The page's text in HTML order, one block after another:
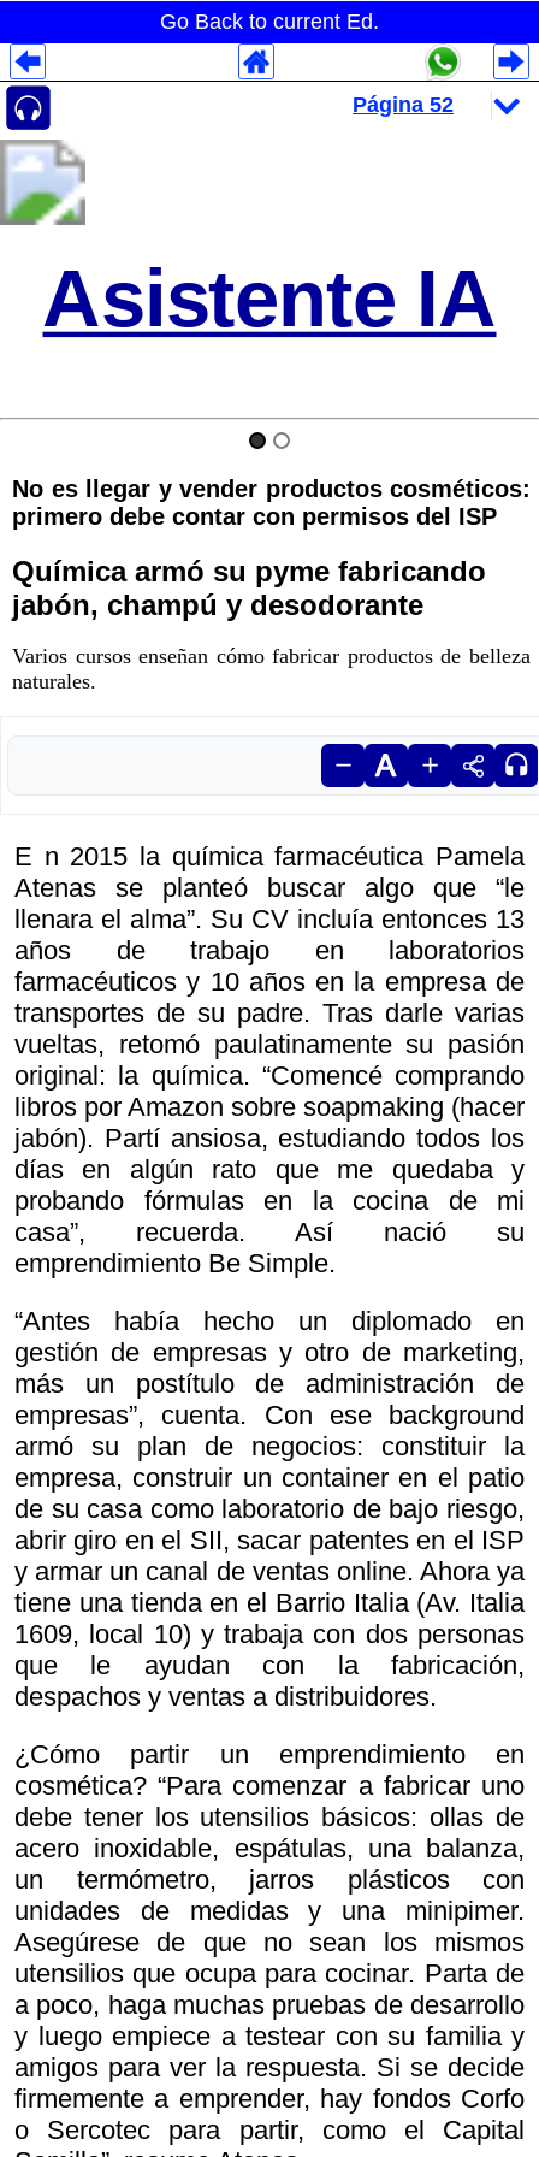
Go Back to current Ed.
Asistente IA
No es llegar y vender productos cosméticos:
primero debe contar con permisos del ISP
Química armó su pyme fabricando
jabón, champú y desodorante
Varios cursos enseñan cómo fabricar productos de belleza
naturales.
E n 2015 la química farmacéutica Pamela
Atenas se planteó buscar algo que “le
llenara el alma”. Su CV incluía entonces 13
años de trabajo en laboratorios
farmacéuticos y 10 años en la empresa de
transportes de su padre. Tras darle varias
vueltas, retomó paulatinamente su pasión
original: la química. “Comencé comprando
libros por Amazon sobre soapmaking (hacer
jabón). Partí ansiosa, estudiando todos los
días en algún rato que me quedaba y
probando fórmulas en la cocina de mi
casa”, recuerda. Así nació su
emprendimiento Be Simple.
“Antes había hecho un diplomado en
gestión de empresas y otro de marketing,
más un postítulo de administración de
empresas”, cuenta. Con ese background
armó su plan de negocios: constituir la
empresa, construir un container en el patio
de su casa como laboratorio de bajo riesgo,
abrir giro en el SII, sacar patentes en el ISP
y armar un canal de ventas online. Ahora ya
tiene una tienda en el Barrio Italia (Av. Italia
1609, local 10) y trabaja con dos personas
que le ayudan con la fabricación,
despachos y ventas a distribuidores.
¿Cómo partir un emprendimiento en
cosmética? “Para comenzar a fabricar uno
debe tener los utensilios básicos: ollas de
acero inoxidable, espátulas, una balanza,
un termómetro, jarros plásticos con
unidades de medidas y una minipimer.
Asegúrese de que no sean los mismos
utensilios que ocupa para cocinar. Parta de
a poco, haga muchas pruebas de desarrollo
y luego empiece a testear con su familia y
amigos para ver la respuesta. Si se decide
firmemente a emprender, hay fondos Corfo
o Sercotec para partir, como el Capital
Despliegues Analytics
Despliegues Totales
Despliegues por Rubros